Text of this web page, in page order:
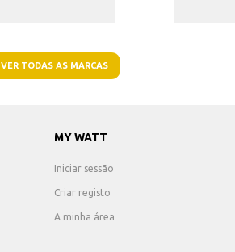
VER TODAS AS MARCAS
MY WATT
Iniciar sessão
Criar registo
A minha área